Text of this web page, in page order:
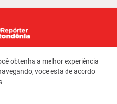
obtenha a melhor experiência
você está de acordo